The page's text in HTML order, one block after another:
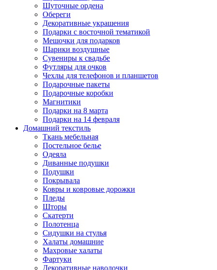
Шуточные ордена
Обереги
Декоративные украшения
Подарки с восточной тематикой
Мешочки для подарков
Шарики воздушные
Сувениры к свадьбе
Футляры для очков
Чехлы для телефонов и планшетов
Подарочные пакеты
Подарочные коробки
Магнитики
Подарки на 8 марта
Подарки на 14 февраля
Домашний текстиль
Ткань мебельная
Постельное белье
Одеяла
Диванные подушки
Подушки
Покрывала
Ковры и ковровые дорожки
Пледы
Шторы
Скатерти
Полотенца
Сидушки на стулья
Халаты домашние
Махровые халаты
Фартуки
Декоративные наволочки